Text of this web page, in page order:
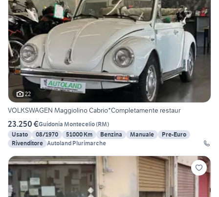
22
VOLKSWAGEN Maggiolino Cabrio*Completamente restaur
23.250 €Guidonia Montecelio(RM)
Usato
08/1970 51000 Km Benzina Manuale
Pre-Euro
Rivenditore Autoland Plurimarche